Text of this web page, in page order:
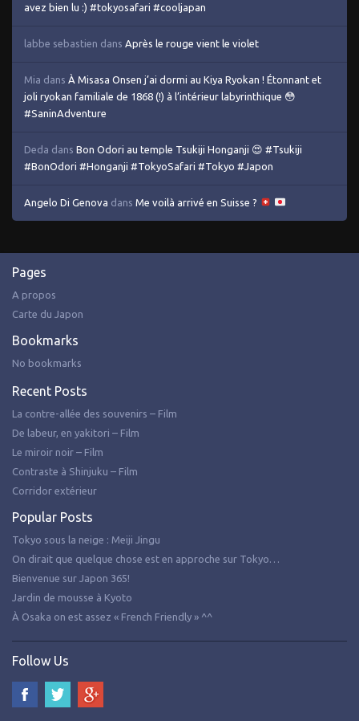
avez bien lu :) #tokyosafari #cooljapan
labbe sebastien dans Après le rouge vient le violet
Mia dans À Misasa Onsen j’ai dormi au Kiya Ryokan ! Étonnant et
joli ryokan familiale de 1868 (!) à l’intérieur labyrinthique 😳
#SaninAdventure
Deda dans Bon Odori au temple Tsukiji Honganji 😍 #Tsukiji
#BonOdori #Honganji #TokyoSafari #Tokyo #Japon
Angelo Di Genova dans Me voilà arrivé en Suisse ?
Pages
A propos
Carte du Japon
Bookmarks
No bookmarks
Recent Posts
La contre-allée des souvenirs – Film
De labeur, en yakitori – Film
Le miroir noir – Film
Contraste à Shinjuku – Film
Corridor extérieur
Popular Posts
Tokyo sous la neige : Meiji Jingu
On dirait que quelque chose est en approche sur Tokyo…
Bienvenue sur Japon 365!
Jardin de mousse à Kyoto
À Osaka on est assez « French Friendly » ^^
Follow Us